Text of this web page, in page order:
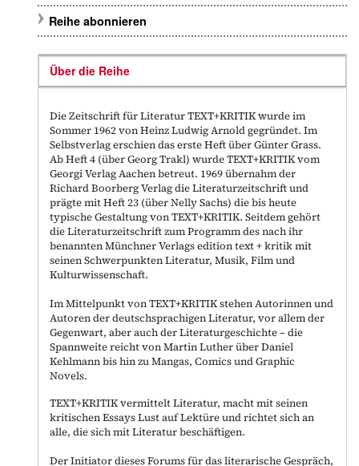
Reihe abonnieren
Über die Reihe
Die Zeitschrift für Literatur TEXT+KRITIK wurde im
Sommer 1962 von Heinz Ludwig Arnold gegründet. Im
Selbstverlag erschien das erste Heft über Günter Grass.
Ab Heft 4 (über Georg Trakl) wurde TEXT+KRITIK vom
Georgi Verlag Aachen betreut. 1969 übernahm der
Richard Boorberg Verlag die Literaturzeitschrift und
prägte mit Heft 23 (über Nelly Sachs) die bis heute
typische Gestaltung von TEXT+KRITIK. Seitdem gehört
die Literaturzeitschrift zum Programm des nach ihr
benannten Münchner Verlags edition text + kritik mit
seinen Schwerpunkten Literatur, Musik, Film und
Kulturwissenschaft.
Im Mittelpunkt von TEXT+KRITIK stehen Autorinnen und
Autoren der deutschsprachigen Literatur, vor allem der
Gegenwart, aber auch der Literaturgeschichte – die
Spannweite reicht von Martin Luther über Daniel
Kehlmann bis hin zu Mangas, Comics und Graphic
Novels.
TEXT+KRITIK vermittelt Literatur, macht mit seinen
kritischen Essays Lust auf Lektüre und richtet sich an
alle, die sich mit Literatur beschäftigen.
Der Initiator dieses Forums für das literarische Gespräch,